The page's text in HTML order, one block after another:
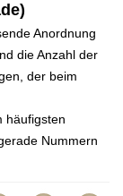
Anordnung
die Anzahl der
der beim
häufigsten
Nummern